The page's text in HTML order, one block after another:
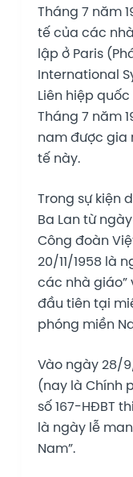
Tháng 7 năm
tế của các
lập ở Paris
International
Liên hiệp
Tháng 7 năm
nam được gia
tế này.
Trong sự kiện
Ba Lan từ
Công đoàn
20/11/1958 là
các nhà
đầu tiên tại
phóng miền
Vào ngày 28/
(nay là Chính
số 167-HĐBT
là ngày lễ
Nam”.